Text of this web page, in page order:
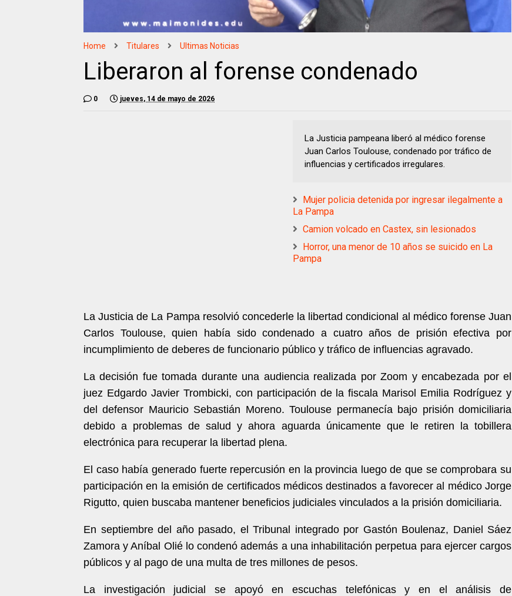
Home Titulares Ultimas Noticias
Liberaron al forense condenado
0 jueves, 14 de mayo de 2026
La Justicia pampeana liberó al médico forense
Juan Carlos Toulouse, condenado por tráfico de
influencias y certificados irregulares.
Mujer policia detenida por ingresar ilegalmente a
La Pampa
Camion volcado en Castex, sin lesionados
Horror, una menor de 10 años se suicido en La
Pampa
La Justicia de La Pampa resolvió concederle la libertad condicional al médico forense Juan
Carlos Toulouse, quien había sido condenado a cuatro años de prisión efectiva por
incumplimiento de deberes de funcionario público y tráfico de influencias agravado.
La decisión fue tomada durante una audiencia realizada por Zoom y encabezada por el
juez Edgardo Javier Trombicki, con participación de la fiscala Marisol Emilia Rodríguez y
del defensor Mauricio Sebastián Moreno. Toulouse permanecía bajo prisión domiciliaria
debido a problemas de salud y ahora aguarda únicamente que le retiren la tobillera
electrónica para recuperar la libertad plena.
El caso había generado fuerte repercusión en la provincia luego de que se comprobara su
participación en la emisión de certificados médicos destinados a favorecer al médico Jorge
Rigutto, quien buscaba mantener beneficios judiciales vinculados a la prisión domiciliaria.
En septiembre del año pasado, el Tribunal integrado por Gastón Boulenaz, Daniel Sáez
Zamora y Aníbal Olié lo condenó además a una inhabilitación perpetua para ejercer cargos
públicos y al pago de una multa de tres millones de pesos.
La investigación judicial se apoyó en escuchas telefónicas y en el análisis de